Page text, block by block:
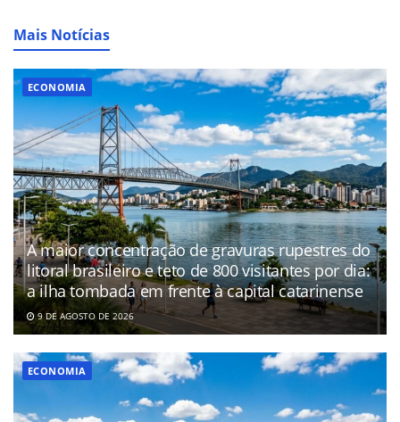
Mais Notícias
ECONOMIA
A maior concentração de gravuras rupestres do
litoral brasileiro e teto de 800 visitantes por dia:
a ilha tombada em frente à capital catarinense
9 DE AGOSTO DE 2026
ECONOMIA